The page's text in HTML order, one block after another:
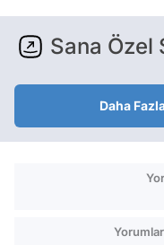
Sana Özel
Daha